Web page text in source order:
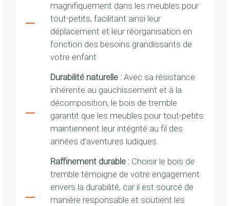
magnifiquement dans les meubles pour
tout-petits, facilitant ainsi leur
déplacement et leur réorganisation en
fonction des besoins grandissants de
votre enfant.
Durabilité naturelle :Avec sa résistance
inhérente au gauchissement et à la
décomposition, le bois de tremble
garantit que les meubles pour tout-petits
maintiennent leur intégrité au fil des
années d’aventures ludiques.
Raffinement durable :Choisir le bois de
tremble témoigne de votre engagement
envers la durabilité, car il est sourcé de
manière responsable et soutient les